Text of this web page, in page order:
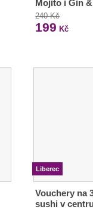
Mojito i Gin
240 Kč
199 Kč
Liberec
Vouchery na
sushi v